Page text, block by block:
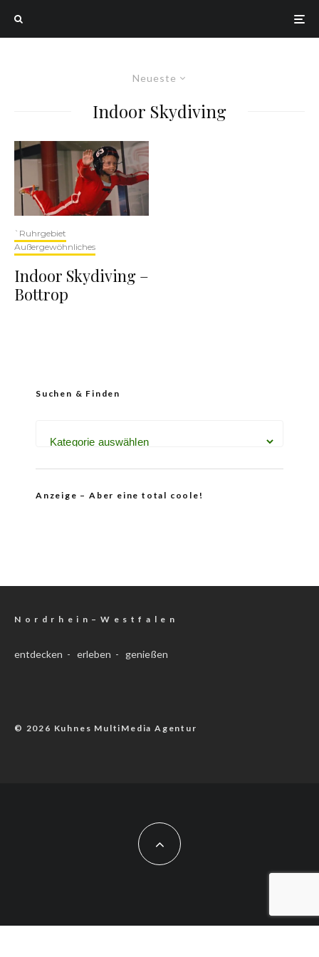
Neueste
Indoor Skydiving
`Ruhrgebiet
Außergewöhnliches
Indoor Skydiving –
Bottrop
Suchen & Finden
Anzeige – Aber eine total coole!
N o r d r h e i n – W e s t f a l e n
entdecken - erleben - genießen
© 2026 Kuhnes MultiMedia Agentur